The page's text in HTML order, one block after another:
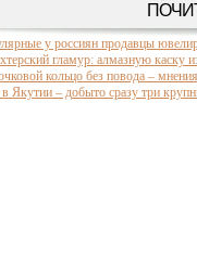
у россиян продавцы
гламур: алмазную каску
кольцо без повода – мнения
Якутии – добыто сразу три